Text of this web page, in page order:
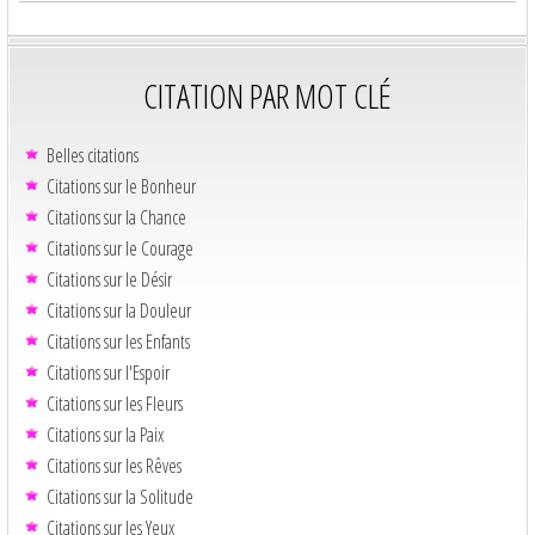
CITATION PAR MOT CLÉ
Belles citations
Citations sur le Bonheur
Citations sur la Chance
Citations sur le Courage
Citations sur le Désir
Citations sur la Douleur
Citations sur les Enfants
Citations sur l'Espoir
Citations sur les Fleurs
Citations sur la Paix
Citations sur les Rêves
Citations sur la Solitude
Citations sur les Yeux